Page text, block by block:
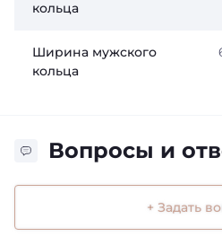
кольца
Ширина мужского
кольца
Вопросы и
+ Задать